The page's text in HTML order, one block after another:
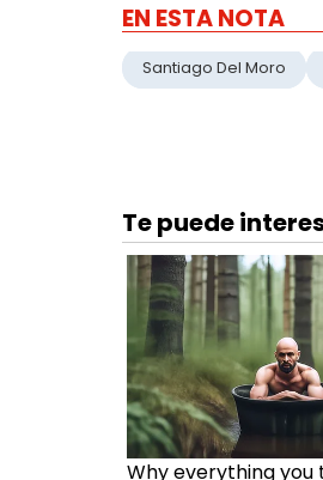
EN ESTA NOTA
Santiago Del Moro